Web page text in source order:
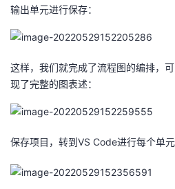
输出单元进行保存：
这样，我们就完成了流程图的编排，
现了完整的图表述：
保存项目，转到VS Code进行每个单元